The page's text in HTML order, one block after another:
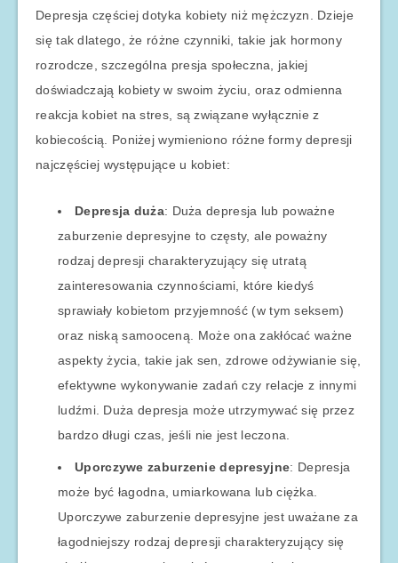
Depresja częściej dotyka kobiety niż mężczyzn. Dzieje
się tak dlatego, że różne czynniki, takie jak hormony
rozrodcze, szczególna presja społeczna, jakiej
doświadczają kobiety w swoim życiu, oraz odmienna
reakcja kobiet na stres, są związane wyłącznie z
kobiecością. Poniżej wymieniono różne formy depresji
najczęściej występujące u kobiet:
Depresja duża: Duża depresja lub poważne
zaburzenie depresyjne to częsty, ale poważny
rodzaj depresji charakteryzujący się utratą
zainteresowania czynnościami, które kiedyś
sprawiały kobietom przyjemność (w tym seksem)
oraz niską samooceną. Może ona zakłócać ważne
aspekty życia, takie jak sen, zdrowe odżywianie się,
efektywne wykonywanie zadań czy relacje z innymi
ludźmi. Duża depresja może utrzymywać się przez
bardzo długi czas, jeśli nie jest leczona.
Uporczywe zaburzenie depresyjne: Depresja
może być łagodna, umiarkowana lub ciężka.
Uporczywe zaburzenie depresyjne jest uważane za
łagodniejszy rodzaj depresji charakteryzujący się